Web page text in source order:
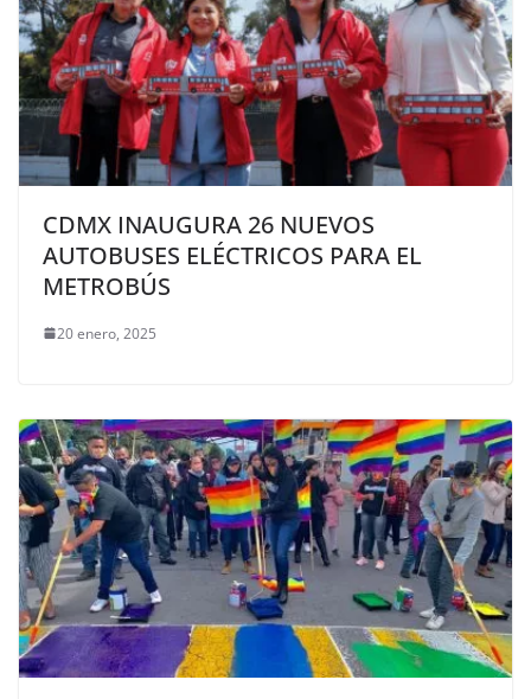
CDMX INAUGURA 26 NUEVOS
AUTOBUSES ELÉCTRICOS PARA EL
METROBÚS
20 enero, 2025